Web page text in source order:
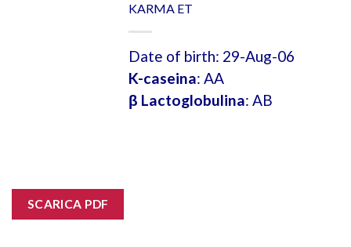
KARMA ET
Date of birth: 29-Aug-06
K-caseina: AA
β Lactoglobulina: AB
SCARICA PDF